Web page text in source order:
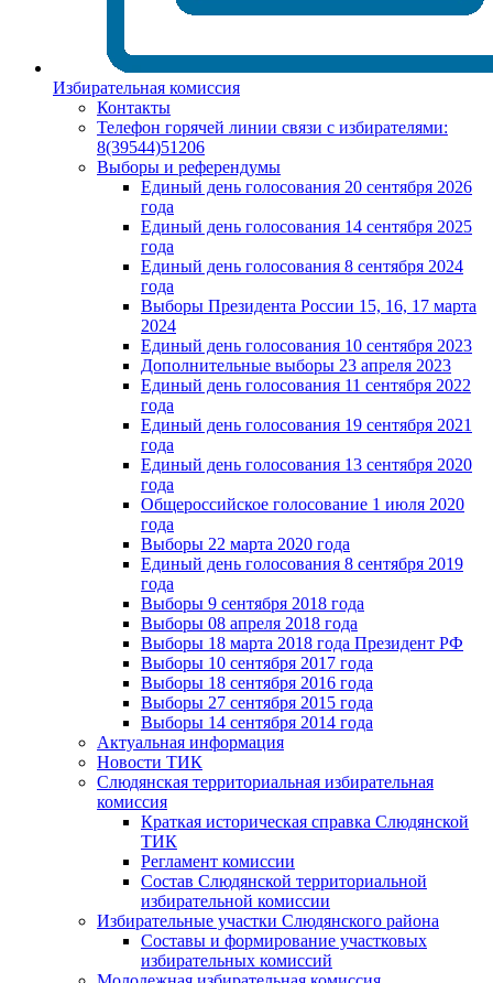
Избирательная комиссия
Контакты
Телефон горячей линии связи с избирателями:
8(39544)51206
Выборы и референдумы
Единый день голосования 20 сентября 2026
года
Единый день голосования 14 сентября 2025
года
Единый день голосования 8 сентября 2024
года
Выборы Президента России 15, 16, 17 марта
2024
Единый день голосования 10 сентября 2023
Дополнительные выборы 23 апреля 2023
Единый день голосования 11 сентября 2022
года
Единый день голосования 19 сентября 2021
года
Единый день голосования 13 сентября 2020
года
Общероссийское голосование 1 июля 2020
года
Выборы 22 марта 2020 года
Единый день голосования 8 сентября 2019
года
Выборы 9 сентября 2018 года
Выборы 08 апреля 2018 года
Выборы 18 марта 2018 года Президент РФ
Выборы 10 сентября 2017 года
Выборы 18 сентября 2016 года
Выборы 27 сентября 2015 года
Выборы 14 сентября 2014 года
Актуальная информация
Новости ТИК
Слюдянская территориальная избирательная
комиссия
Краткая историческая справка Слюдянской
ТИК
Регламент комиссии
Состав Слюдянской территориальной
избирательной комиссии
Избирательные участки Слюдянского района
Составы и формирование участковых
избирательных комиссий